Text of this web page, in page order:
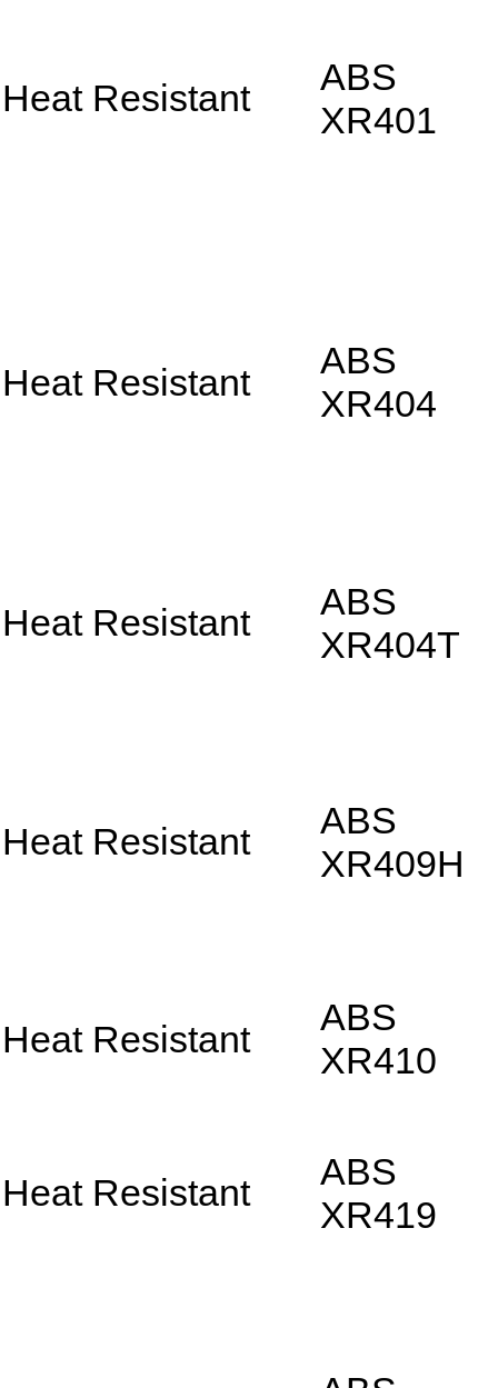
Heat Resistant
ABS
XR401
Heat Resistant
ABS
XR404
Heat Resistant
ABS
XR404T
Heat Resistant
ABS
XR409H
Heat Resistant
ABS
XR410
Heat Resistant
ABS
XR419